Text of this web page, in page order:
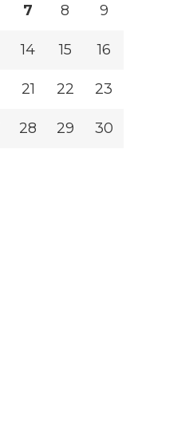
7 8 9
14 15 16
21 22 23
28 29 30